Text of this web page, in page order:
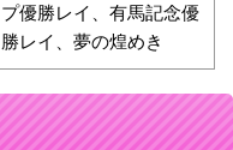
プ優勝レイ、有馬記念優
勝レイ、夢の煌めき